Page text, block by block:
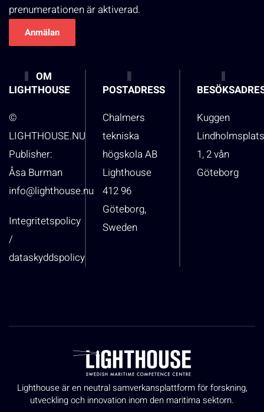
prenumerationen är aktiverad.
OM
LIGHTHOUSE
©
LIGHTHOUSE.NU
Publisher:
Åsa Burman
info@lighthouse.nu
Integritetspolicy
/
dataskyddspolicy
POSTADRESS
Chalmers
tekniska
högskola AB
Lighthouse
412 96
Göteborg,
Sweden
Kuggen
1, 2 vån
Göteborg
Lighthouse är en neutral samverkansplattform för forskning,
utveckling och innovation inom den maritima sektorn.